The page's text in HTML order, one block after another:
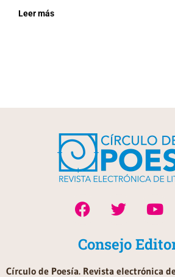
Leer más
Consejo
Círculo de Poesía. Revista electrónica